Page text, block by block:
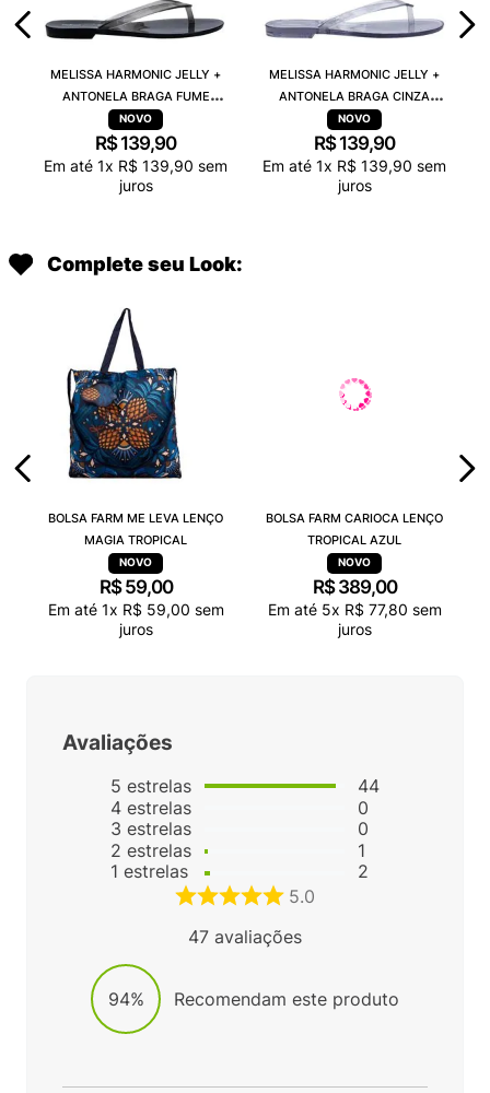
MELISSA HARMONIC JELLY +
ANTONELA BRAGA FUME
TRANSPARENTE 38263
R$ 139,90
Em até 1x R$ 139,90 sem
juros
MELISSA HARMONIC JELLY +
ANTONELA BRAGA CINZA
TRANSPARENTE 38263
R$ 139,90
Em até 1x R$ 139,90 sem
juros
Complete seu Look:
BOLSA FARM ME LEVA LENÇO
MAGIA TROPICAL
R$ 59,00
Em até 1x R$ 59,00 sem
juros
BOLSA FARM CARIOCA LENÇO
TROPICAL AZUL
R$ 389,00
Em até 5x R$ 77,80 sem
juros
Avaliações
5 estrelas
4 estrelas
3 estrelas
2 estrelas
1 estrelas
44
0
0
1
2
5.0
47 avaliações
94% Recomendam este produto